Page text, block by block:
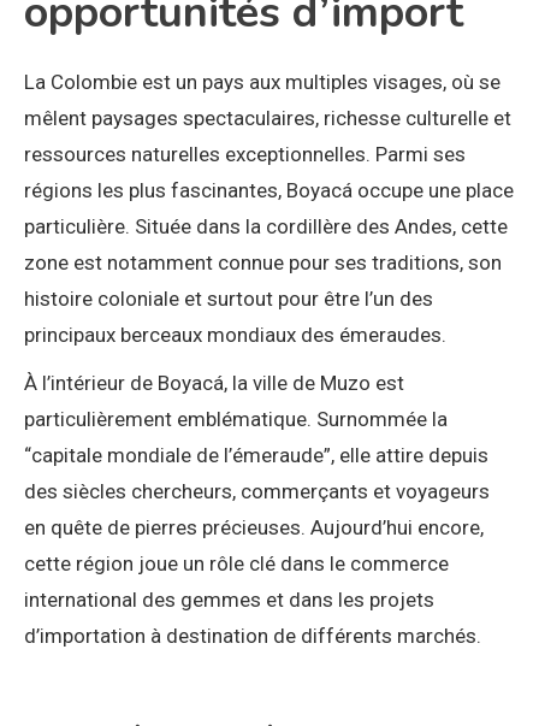
opportunités d’import
La Colombie est un pays aux multiples visages, où se
mêlent paysages spectaculaires, richesse culturelle et
ressources naturelles exceptionnelles. Parmi ses
régions les plus fascinantes, Boyacá occupe une place
particulière. Située dans la cordillère des Andes, cette
zone est notamment connue pour ses traditions, son
histoire coloniale et surtout pour être l’un des
principaux berceaux mondiaux des émeraudes.
À l’intérieur de Boyacá, la ville de Muzo est
particulièrement emblématique. Surnommée la
“capitale mondiale de l’émeraude”, elle attire depuis
des siècles chercheurs, commerçants et voyageurs
en quête de pierres précieuses. Aujourd’hui encore,
cette région joue un rôle clé dans le commerce
international des gemmes et dans les projets
d’importation à destination de différents marchés.